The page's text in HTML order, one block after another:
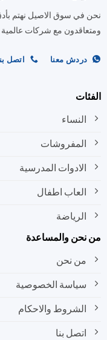
سوق الاصيل نهتم بأدق
مع شركات عالميةحتي
دردش معنا اتصل بنا
النساء
المفروشات
الادوات المدرسية
العاب اطفال
الرياضة
والمساعدة
من نحن
سياسة الخصوصية
الشروط والاحكام
اتصل بنا